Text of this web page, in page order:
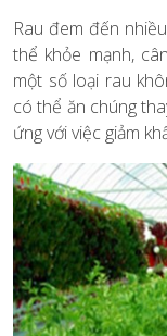
Rau đem đến
thể khỏe mạnh,
một số loại rau
có thể ăn chúng
ứng với việc giảm